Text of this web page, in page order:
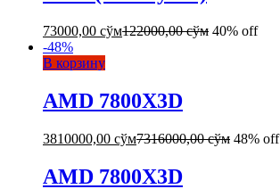
73000,00 сўм122000,00сўм 40% off
-48%
В корзину
AMD 7800X3D
3810000,00 сўм7316000,00сўм 48% off
AMD 7800X3D